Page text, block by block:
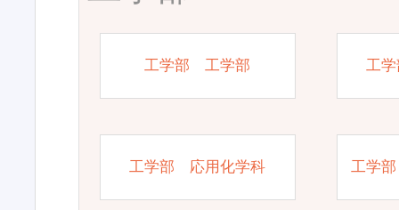
工学部 工学部 工
工学部 応用化学科 工学